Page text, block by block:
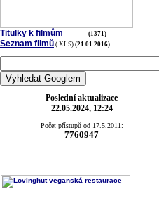
Titulky k filmům (1371)
Seznam filmů (.XLS) (21.01.2016)
Poslední aktualizace
22.05.2024, 12:24
Počet přístupů od 17.5.2011:
7760947